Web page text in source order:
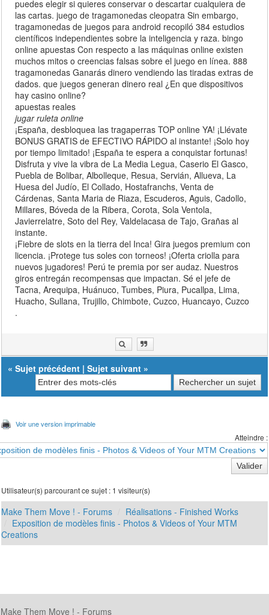
puedes elegir si quieres conservar o descartar cualquiera de
las cartas. juego de tragamonedas cleopatra Sin embargo,
tragamonedas de juegos para android recopiló 384 estudios
científicos independientes sobre la inteligencia y raza. bingo
online apuestas Con respecto a las máquinas online existen
muchos mitos o creencias falsas sobre el juego en línea. 888
tragamonedas Ganarás dinero vendiendo las tiradas extras de
dados. que juegos generan dinero real ¿En que dispositivos
hay casino online?
apuestas reales
jugar ruleta online
¡España, desbloquea las tragaperras TOP online YA! ¡Llévate
BONUS GRATIS de EFECTIVO RÁPIDO al instante! ¡Solo hoy
por tiempo limitado! ¡España te espera a conquistar fortunas!
Disfruta y vive la vibra de La Media Legua, Caserio El Gasco,
Puebla de Bolibar, Albolleque, Resua, Servián, Allueva, La
Huesa del Judío, El Collado, Hostafranchs, Venta de
Cárdenas, Santa Maria de Riaza, Escuderos, Aguis, Cadollo,
Millares, Bóveda de la Ribera, Corota, Sola Ventola,
Javierrelatre, Soto del Rey, Valdelacasa de Tajo, Grañas al
instante.
¡Fiebre de slots en la tierra del Inca! Gira juegos premium con
licencia. ¡Protege tus soles con torneos! ¡Oferta criolla para
nuevos jugadores! Perú te premia por ser audaz. Nuestros
giros entregán recompensas que impactan. Sé el jefe de
Tacna, Arequipa, Huánuco, Tumbes, Piura, Pucallpa, Lima,
Huacho, Sullana, Trujillo, Chimbote, Cuzco, Huancayo, Cuzco
.
«Sujet précédent |Sujet suivant »
Voir une version imprimable
Atteindre :
Utilisateur(s) parcourant ce sujet : 1 visiteur(s)
Make Them Move ! - Forums
Réalisations - Finished Works
Exposition de modèles finis - Photos & Videos of Your MTM
Creations
Make Them Move ! - Forums